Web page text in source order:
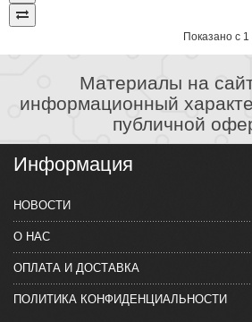
Показано с
Материалы на
информационный
публичной
Информация
НОВОСТИ
О НАС
ОПЛАТА И ДОСТАВКА
ПОЛИТИКА КОНФИДЕНЦИАЛЬНОСТИ